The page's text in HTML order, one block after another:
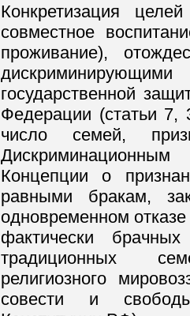
Конкретизация
совместное
проживание),
государственной
Федерации (статьи 7,
число семей,
Концепции о
равными бракам,
одновременном
фактически
традиционных
религиозного
совести и